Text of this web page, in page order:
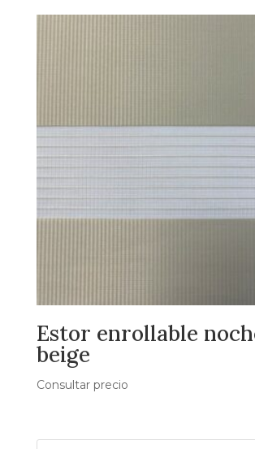
Estor enrollable
beige
Consultar precio
Búsqueda